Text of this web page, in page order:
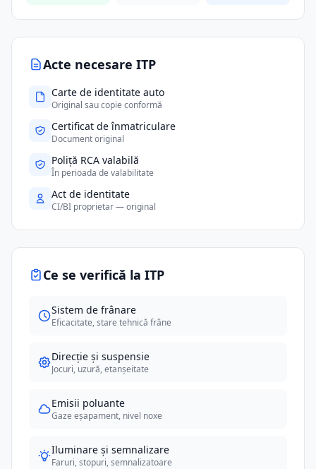
Acte necesare ITP
Carte de identitate auto
Original sau copie conformă
Certificat de înmatriculare
Document original
Poliță RCA valabilă
În perioada de valabilitate
Act de identitate
CI/BI proprietar — original
Ce se verifică la ITP
Sistem de frânare
Eficacitate, stare tehnică frâne
Direcție și suspensie
Jocuri, uzură, etanșeitate
Emisii poluante
Gaze eșapament, nivel noxe
Iluminare și semnalizare
Faruri, stopuri, semnalizatoare